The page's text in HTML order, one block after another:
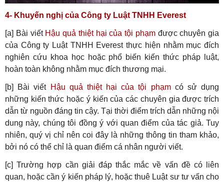
4- Khuyến nghị của Công ty Luật TNHH Everest
[a] Bài viết Hậu quả thiệt hại của tội phạmđược chuyên gia
của Công ty Luật TNHH Everest thực hiện nhằm mục đích
nghiên cứu khoa học hoặc phổ biến kiến thức pháp luật,
hoàn toàn không nhằm mục đích thương mại.
[b] Bài viết Hậu quả thiệt hại của tội phạmcó sử dụng
những kiến thức hoặc ý kiến của các chuyên gia được trích
dẫn từ nguồn đáng tin cậy. Tại thời điểm trích dẫn những nội
dung này, chúng tôi đồng ý với quan điểm của tác giả. Tuy
nhiên, quý vị chỉ nên coi đây là những thông tin tham khảo,
bởi nó có thể chỉ là quan điểm cá nhân người viết.
[c] Trường hợp cần giải đáp thắc mắc về vấn đề có liên
quan, hoặc cần ý kiến pháp lý, hoặc thuê Luật sư tư vấn cho